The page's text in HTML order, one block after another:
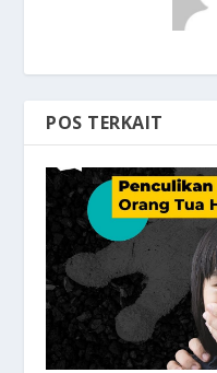
POS TERKAIT